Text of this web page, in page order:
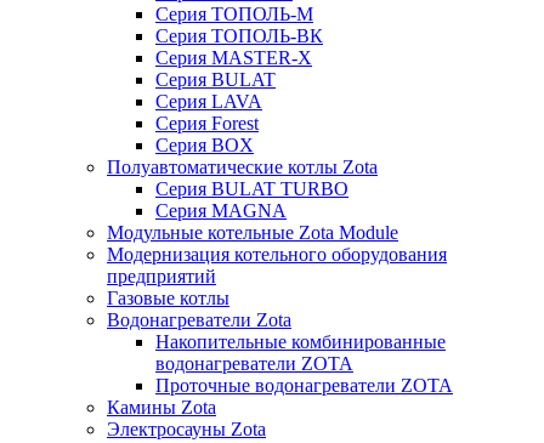
Серия ТОПОЛЬ-М
Серия ТОПОЛЬ-ВК
Серия MASTER-X
Серия BULAT
Серия LAVA
Серия Forest
Серия BOX
Полуавтоматические котлы Zota
Серия BULAT TURBO
Серия MAGNA
Модульные котельные Zota Module
Модернизация котельного оборудования
предприятий
Газовые котлы
Водонагреватели Zota
Накопительные комбинированные
водонагреватели ZOTA
Проточные водонагреватели ZOTA
Камины Zota
Электросауны Zota